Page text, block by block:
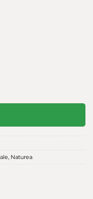
kogus
, Naturea